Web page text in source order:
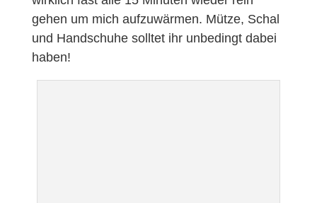
gehen um mich aufzuwärmen. Mütze, Schal
und Handschuhe solltet ihr unbedingt dabei
haben!